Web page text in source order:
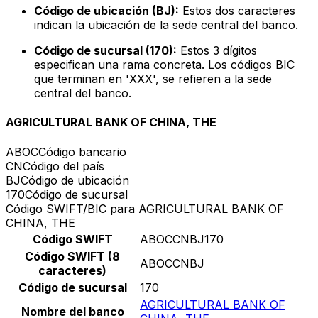
Código de ubicación (BJ): Estos dos caracteres
indican la ubicación de la sede central del banco.
Código de sucursal (170): Estos 3 dígitos
especifican una rama concreta. Los códigos BIC
que terminan en 'XXX', se refieren a la sede
central del banco.
AGRICULTURAL BANK OF CHINA, THE
ABOCCódigo bancario
CNCódigo del país
BJCódigo de ubicación
170Código de sucursal
Código SWIFT/BIC para AGRICULTURAL BANK OF
CHINA, THE
Código SWIFT
ABOCCNBJ170
Código SWIFT (8
caracteres)
ABOCCNBJ
Código de sucursal
170
Nombre del banco
AGRICULTURAL BANK OF